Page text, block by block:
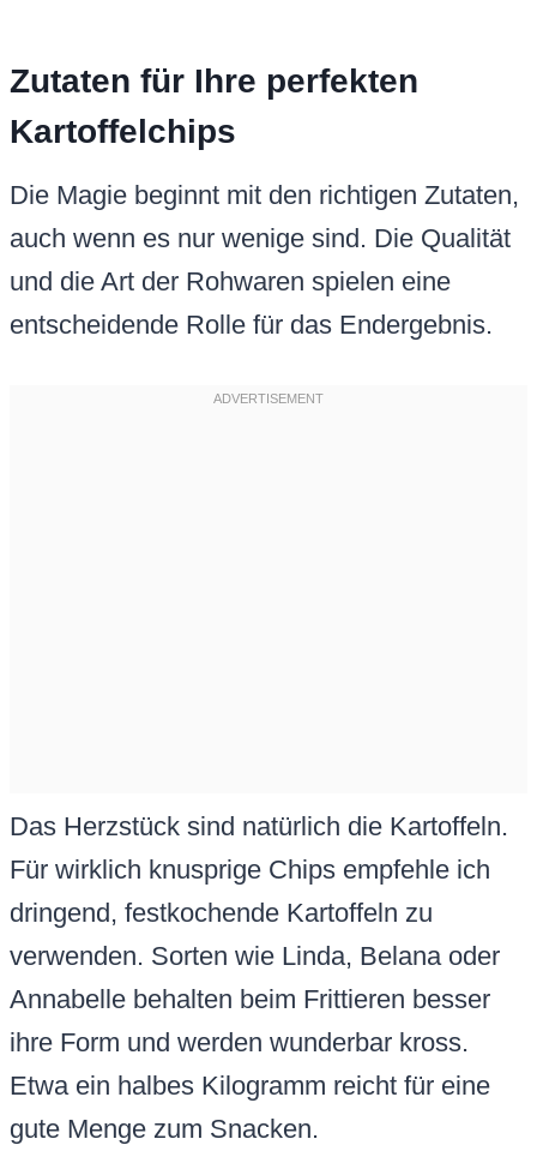
Zutaten für Ihre perfekten
Kartoffelchips
Die Magie beginnt mit den richtigen Zutaten,
auch wenn es nur wenige sind. Die Qualität
und die Art der Rohwaren spielen eine
entscheidende Rolle für das Endergebnis.
Das Herzstück sind natürlich die Kartoffeln.
Für wirklich knusprige Chips empfehle ich
dringend, festkochende Kartoffeln zu
verwenden. Sorten wie Linda, Belana oder
Annabelle behalten beim Frittieren besser
ihre Form und werden wunderbar kross.
Etwa ein halbes Kilogramm reicht für eine
gute Menge zum Snacken.